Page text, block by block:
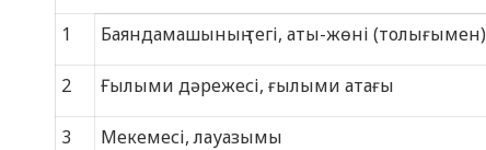
1 Баяндамашының тегі, аты-жөні (толығымен)
2 Ғылыми дәрежесі, ғылыми атағы
3 Мекемесі, лауазымы